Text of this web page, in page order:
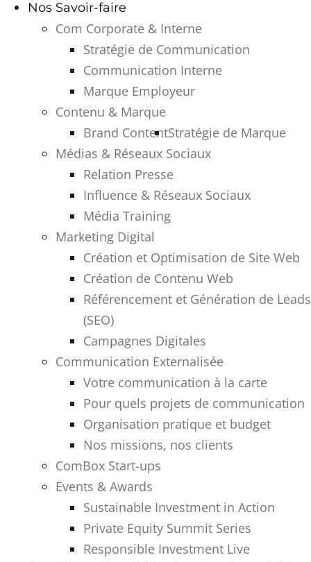
Nos Savoir-faire
Com Corporate & Interne
Stratégie de Communication
Communication Interne
Marque Employeur
Contenu & Marque
Brand ContentStratégie de Marque
Médias & Réseaux Sociaux
Relation Presse
Influence & Réseaux Sociaux
Média Training
Marketing Digital
Création et Optimisation de Site Web
Création de Contenu Web
Référencement et Génération de Leads
(SEO)
Campagnes Digitales
Communication Externalisée
Votre communication à la carte
Pour quels projets de communication
Organisation pratique et budget
Nos missions, nos clients
ComBox Start-ups
Events & Awards
Sustainable Investment in Action
Private Equity Summit Series
Responsible Investment Live